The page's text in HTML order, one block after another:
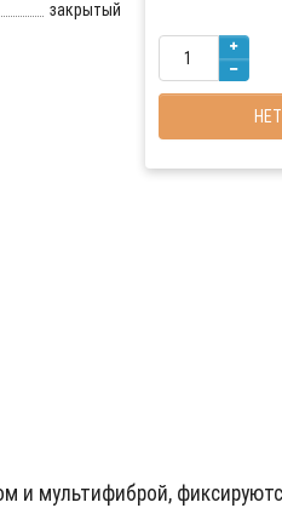
закрытый
и мультифиброй,